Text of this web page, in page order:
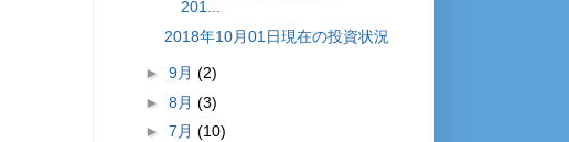
201...
2018年10月01日現在の投資状況
► 9月 (2)
► 8月 (3)
► 7月 (10)